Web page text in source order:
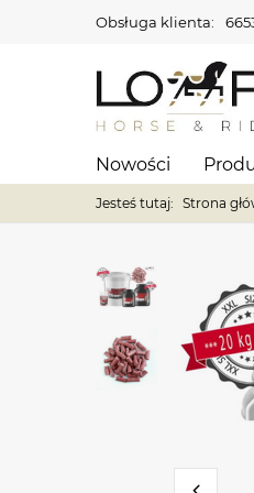
Obsługa klienta:
Nowości
Jesteś tutaj: Strona